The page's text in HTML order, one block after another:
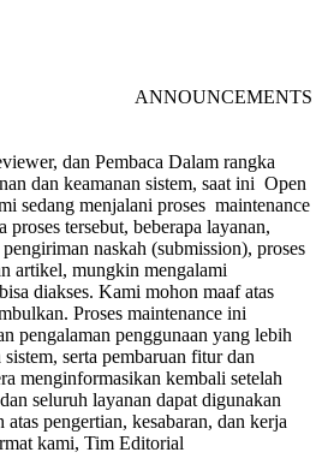
ANNOUNCEMENTS
dan Pembaca Dalam rangka
dan keamanan sistem, saat ini Open
sedang menjalani proses maintenance
tersebut, beberapa layanan,
naskah (submission), proses
artikel, mungkin mengalami
diakses. Kami mohon maaf atas
Proses maintenance ini
pengalaman penggunaan yang lebih
serta pembaruan fitur dan
menginformasikan kembali setelah
seluruh layanan dapat digunakan
pengertian, kesabaran, dan kerja
kami, Tim Editorial